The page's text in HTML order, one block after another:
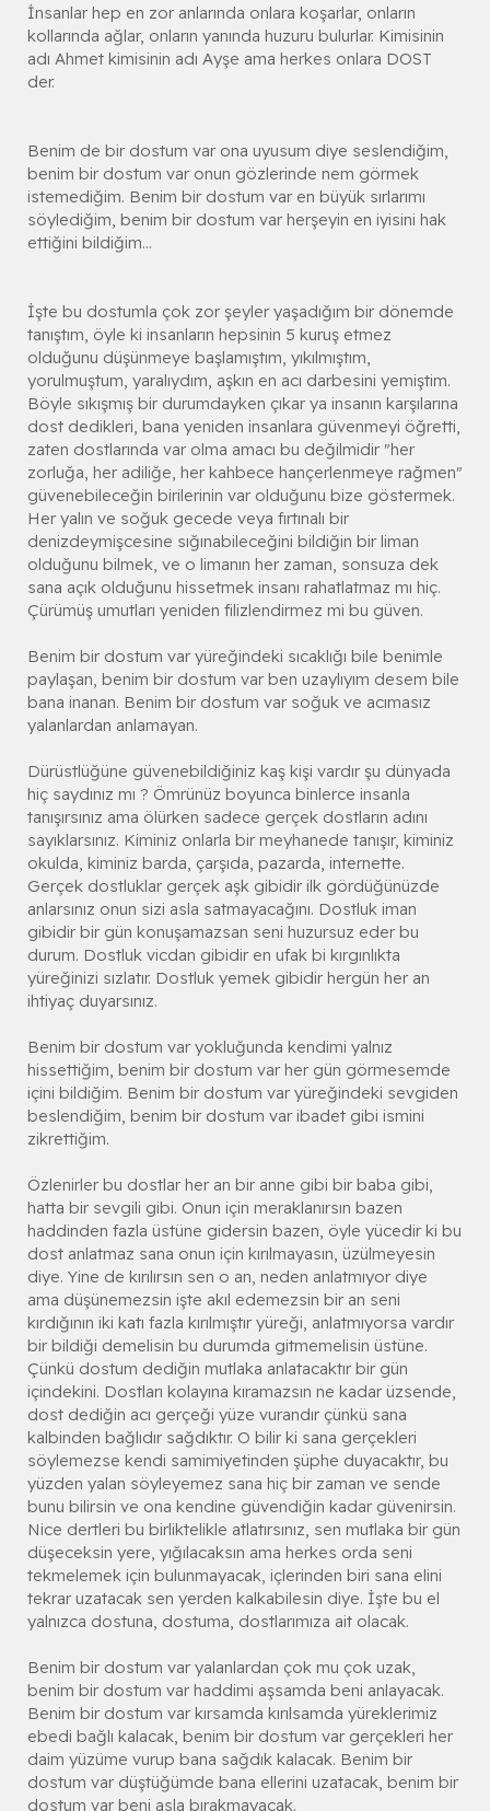
İnsanlar hep en zor anlarında onlara koşarlar, onların
kollarında ağlar, onların yanında huzuru bulurlar. Kimisinin
adı Ahmet kimisinin adı Ayşe ama herkes onlara DOST
der.
Benim de bir dostum var ona uyusum diye seslendiğim,
benim bir dostum var onun gözlerinde nem görmek
istemediğim. Benim bir dostum var en büyük sırlarımı
söylediğim, benim bir dostum var herşeyin en iyisini hak
ettiğini bildiğim...
İşte bu dostumla çok zor şeyler yaşadığım bir dönemde
tanıştım, öyle ki insanların hepsinin 5 kuruş etmez
olduğunu düşünmeye başlamıştım, yıkılmıştım,
yorulmuştum, yaralıydım, aşkın en acı darbesini yemiştim.
Böyle sıkışmış bir durumdayken çıkar ya insanın karşılarına
dost dedikleri, bana yeniden insanlara güvenmeyi öğretti,
zaten dostlarında var olma amacı bu değilmidir "her
zorluğa, her adiliğe, her kahbece hançerlenmeye rağmen"
güvenebileceğin birilerinin var olduğunu bize göstermek.
Her yalın ve soğuk gecede veya fırtınalı bir
denizdeymişcesine sığınabileceğini bildiğin bir liman
olduğunu bilmek, ve o limanın her zaman, sonsuza dek
sana açık olduğunu hissetmek insanı rahatlatmaz mı hiç.
Çürümüş umutları yeniden filizlendirmez mi bu güven.
Benim bir dostum var yüreğindeki sıcaklığı bile benimle
paylaşan, benim bir dostum var ben uzaylıyım desem bile
bana inanan. Benim bir dostum var soğuk ve acımasız
yalanlardan anlamayan.
Dürüstlüğüne güvenebildiğiniz kaş kişi vardır şu dünyada
hiç saydınız mı ? Ömrünüz boyunca binlerce insanla
tanışırsınız ama ölürken sadece gerçek dostların adını
sayıklarsınız. Kiminiz onlarla bir meyhanede tanışır, kiminiz
okulda, kiminiz barda, çarşıda, pazarda, internette.
Gerçek dostluklar gerçek aşk gibidir ilk gördüğünüzde
anlarsınız onun sizi asla satmayacağını. Dostluk iman
gibidir bir gün konuşamazsan seni huzursuz eder bu
durum. Dostluk vicdan gibidir en ufak bi kırgınlıkta
yüreğinizi sızlatır. Dostluk yemek gibidir hergün her an
ihtiyaç duyarsınız.
Benim bir dostum var yokluğunda kendimi yalnız
hissettiğim, benim bir dostum var her gün görmesemde
içini bildiğim. Benim bir dostum var yüreğindeki sevgiden
beslendiğim, benim bir dostum var ibadet gibi ismini
zikrettiğim.
Özlenirler bu dostlar her an bir anne gibi bir baba gibi,
hatta bir sevgili gibi. Onun için meraklanırsın bazen
haddinden fazla üstüne gidersin bazen, öyle yücedir ki bu
dost anlatmaz sana onun için kırılmayasın, üzülmeyesin
diye. Yine de kırılırsın sen o an, neden anlatmıyor diye
ama düşünemezsin işte akıl edemezsin bir an seni
kırdığının iki katı fazla kırılmıştır yüreği, anlatmıyorsa vardır
bir bildiği demelisin bu durumda gitmemelisin üstüne.
Çünkü dostum dediğin mutlaka anlatacaktır bir gün
içindekini. Dostları kolayına kıramazsın ne kadar üzsende,
dost dediğin acı gerçeği yüze vurandır çünkü sana
kalbinden bağlıdır sağdıktır. O bilir ki sana gerçekleri
söylemezse kendi samimiyetinden şüphe duyacaktır, bu
yüzden yalan söyleyemez sana hiç bir zaman ve sende
bunu bilirsin ve ona kendine güvendiğin kadar güvenirsin.
Nice dertleri bu birliktelikle atlatırsınız, sen mutlaka bir gün
düşeceksin yere, yığılacaksın ama herkes orda seni
tekmelemek için bulunmayacak, içlerinden biri sana elini
tekrar uzatacak sen yerden kalkabilesin diye. İşte bu el
yalnızca dostuna, dostuma, dostlarımıza ait olacak.
Benim bir dostum var yalanlardan çok mu çok uzak,
benim bir dostum var haddimi aşsamda beni anlayacak.
Benim bir dostum var kırsamda kırılsamda yüreklerimiz
ebedi bağlı kalacak, benim bir dostum var gerçekleri her
daim yüzüme vurup bana sağdık kalacak. Benim bir
dostum var düştüğümde bana ellerini uzatacak, benim bir
dostum var beni asla bırakmayacak.